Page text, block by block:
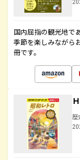
国内屈指の観光地で
季節を楽しみながら
冊です。
歴